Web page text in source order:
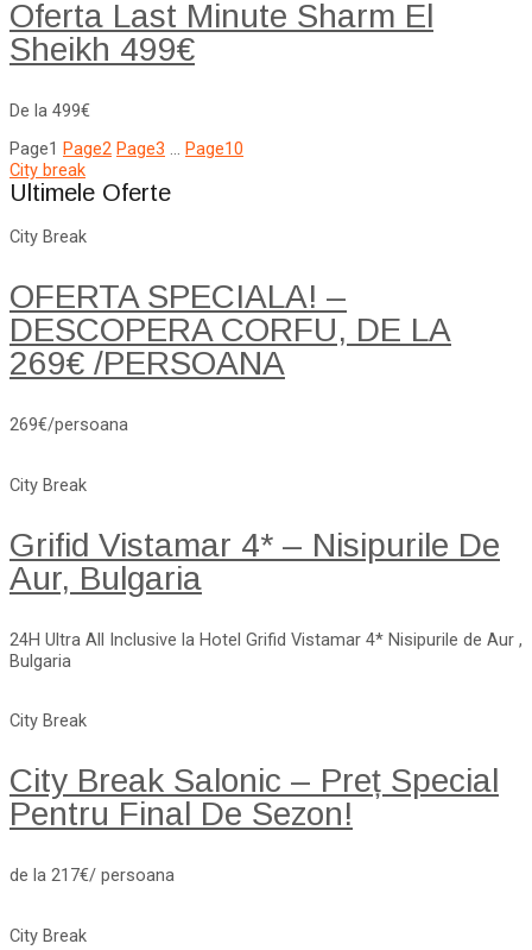
Oferta Last Minute Sharm El
Sheikh 499€
De la 499€
Page1 Page2 Page3 … Page10
City break
Ultimele Oferte
City Break
OFERTA SPECIALA! –
DESCOPERA CORFU, DE LA
269€ /PERSOANA
269€/persoana
City Break
Grifid Vistamar 4* – Nisipurile De
Aur, Bulgaria
24H Ultra All Inclusive la Hotel Grifid Vistamar 4* Nisipurile de Aur ,
Bulgaria
City Break
City Break Salonic – Preț Special
Pentru Final De Sezon!
de la 217€/ persoana
City Break